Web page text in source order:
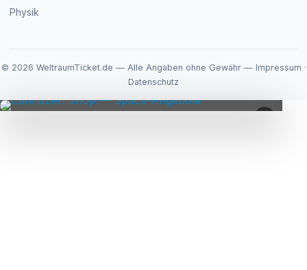
Physik
© 2026 WeltraumTicket.de — Alle Angaben ohne Gewähr — Impressum ·
Datenschutz